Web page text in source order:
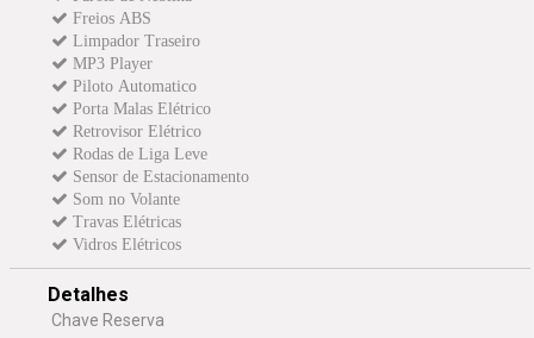
Freios ABS
Limpador Traseiro
MP3 Player
Piloto Automatico
Porta Malas Elétrico
Retrovisor Elétrico
Rodas de Liga Leve
Sensor de Estacionamento
Som no Volante
Travas Elétricas
Vidros Elétricos
Detalhes
Chave Reserva